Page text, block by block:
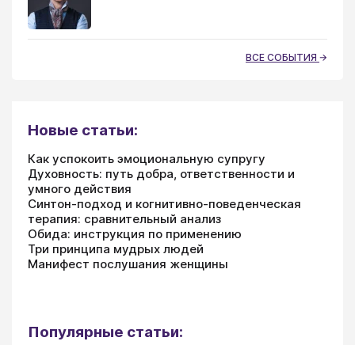
ВСЕ СОБЫТИЯ
Новые статьи:
Как успокоить эмоциональную супругу
Духовность: путь добра, ответственности и
умного действия
Синтон-подход и когнитивно-поведенческая
терапия: сравнительный анализ
Обида: инструкция по применению
Три принципа мудрых людей
Манифест послушания женщины
Популярные статьи: